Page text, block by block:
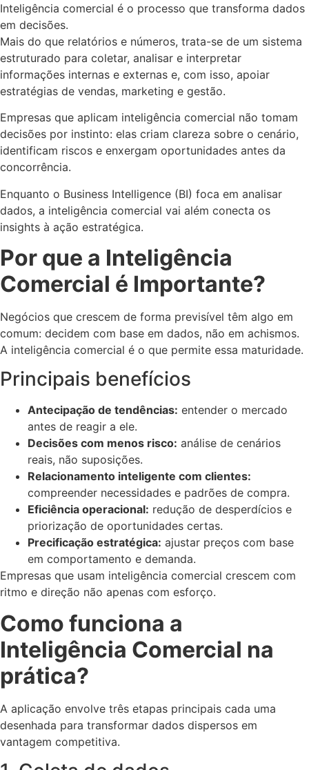
Inteligência comercial é o processo que transforma dados
em decisões.
Mais do que relatórios e números, trata-se de um sistema
estruturado para coletar, analisar e interpretar
informações internas e externas e, com isso, apoiar
estratégias de vendas, marketing e gestão.
Empresas que aplicam inteligência comercial não tomam
decisões por instinto: elas criam clareza sobre o cenário,
identificam riscos e enxergam oportunidades antes da
concorrência.
Enquanto o Business Intelligence (BI) foca em analisar
dados, a inteligência comercial vai além conecta os
insights à ação estratégica.
Por que a Inteligência
Comercial é Importante?
Negócios que crescem de forma previsível têm algo em
comum: decidem com base em dados, não em achismos.
A inteligência comercial é o que permite essa maturidade.
Principais benefícios
Antecipação de tendências: entender o mercado
antes de reagir a ele.
Decisões com menos risco: análise de cenários
reais, não suposições.
Relacionamento inteligente com clientes:
compreender necessidades e padrões de compra.
Eficiência operacional: redução de desperdícios e
priorização de oportunidades certas.
Precificação estratégica: ajustar preços com base
em comportamento e demanda.
Empresas que usam inteligência comercial crescem com
ritmo e direção não apenas com esforço.
Como funciona a
Inteligência Comercial na
prática?
A aplicação envolve três etapas principais cada uma
desenhada para transformar dados dispersos em
vantagem competitiva.